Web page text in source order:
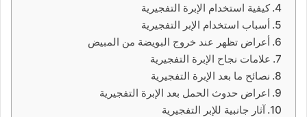
كيفية استخدام الإبرة التفجيرية
أسباب استخدام الإبر التفجيرية
أعراض تظهر عند خروج البويضة من المبيض
علامات نجاح الإبرة التفجيرية
نصائح ما بعد الإبرة التفجيرية
اعراض حدوث الحمل بعد الإبرة التفجيرية
آثار جانبية للإبر التفجيرية